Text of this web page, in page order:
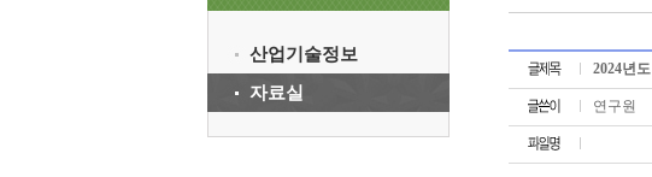
산업기술정보
자료실
2024년
연구원